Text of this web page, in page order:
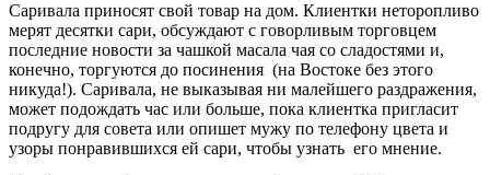
Саривала приносят свой товар на дом. Клиентки неторопливо
мерят десятки сари, обсуждают с говорливым торговцем
последние новости за чашкой масала чая со сладостями и,
конечно, торгуются до посинения (на Востоке без этого
никуда!). Саривала, не выказывая ни малейшего раздражения,
может подождать час или больше, пока клиентка пригласит
подругу для совета или опишет мужу по телефону цвета и
узоры понравившихся ей сари, чтобы узнать его мнение.